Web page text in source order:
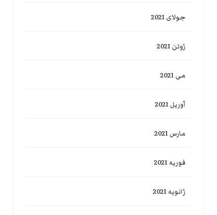
جولای 2021
ژوئن 2021
می 2021
آوریل 2021
مارس 2021
فوریه 2021
ژانویه 2021